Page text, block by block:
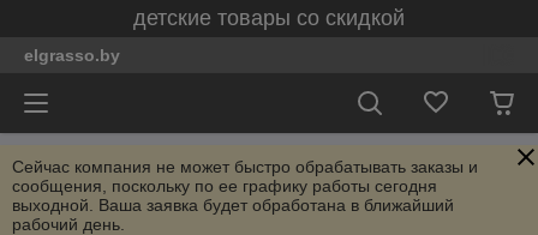
детские товары со скидкой
elgrasso.by
Сейчас компания не может быстро обрабатывать заказы и
сообщения, поскольку по ее графику работы сегодня
выходной. Ваша заявка будет обработана в ближайший
рабочий день.